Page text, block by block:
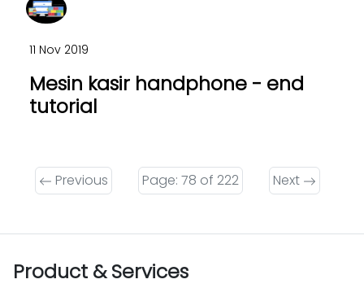
11 Nov 2019
Mesin kasir handphone - end
tutorial
Previous Page: 78 of 222 Next
Product & Services